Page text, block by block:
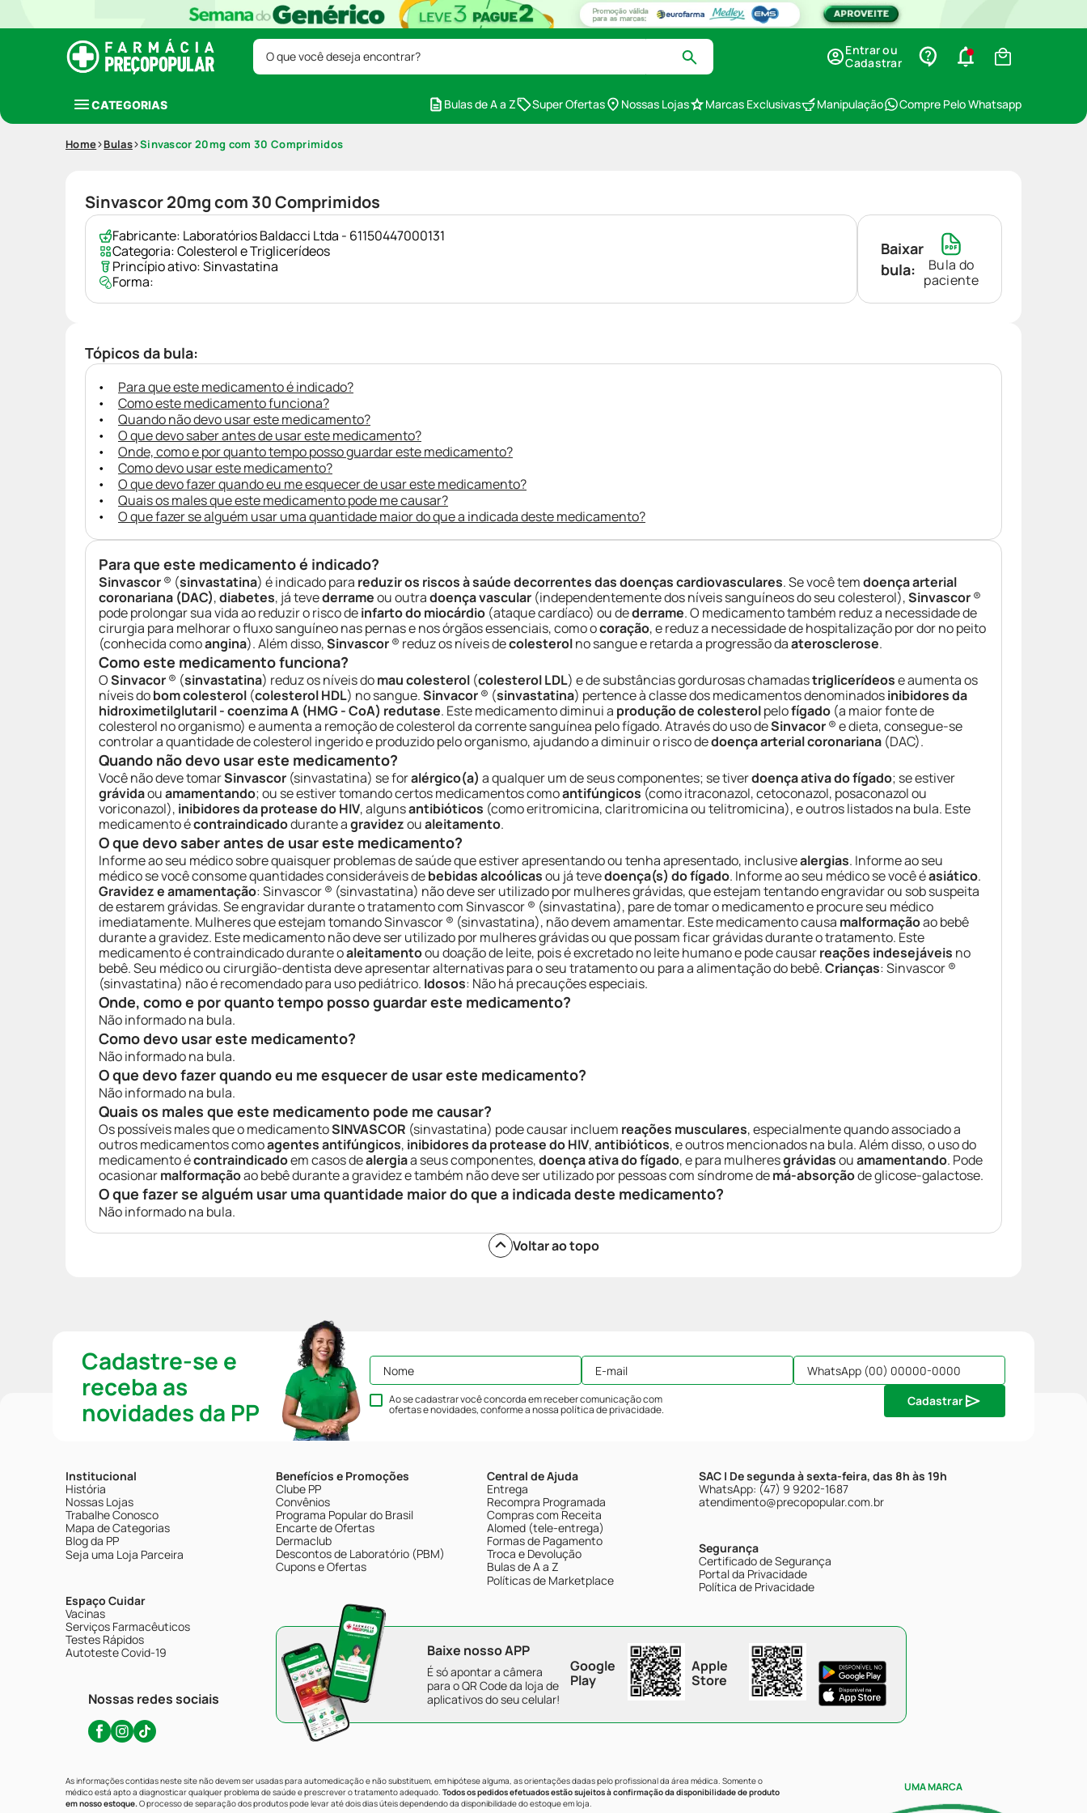
O que você deseja encontrar?
Entrar ou
Cadastrar
CATEGORIAS Bulas de A a Z Super Ofertas Nossas Lojas Marcas Exclusivas Manipulação Compre Pelo Whatsapp
Home Bulas Sinvascor 20mg com 30 Comprimidos
Sinvascor 20mg com 30 Comprimidos
Fabricante: Laboratórios Baldacci Ltda - 61150447000131
Categoria:Colesterol e Triglicerídeos
Princípio ativo:Sinvastatina
Forma:
Baixar
bula:
Bula do
paciente
Tópicos da bula:
Para que este medicamento é indicado?
Como este medicamento funciona?
Quando não devo usar este medicamento?
O que devo saber antes de usar este medicamento?
Onde, como e por quanto tempo posso guardar este medicamento?
Como devo usar este medicamento?
O que devo fazer quando eu me esquecer de usar este medicamento?
Quais os males que este medicamento pode me causar?
O que fazer se alguém usar uma quantidade maior do que a indicada deste medicamento?
Para que este medicamento é indicado?
Sinvascor® (sinvastatina) é indicado para reduzir os riscos à saúde decorrentes das doenças cardiovasculares. Se você temdoença arterial
coronariana (DAC),diabetes, já tevederrameou outradoença vascular (independentemente dos níveis sanguíneos do seu colesterol),Sinvascor®
pode prolongar sua vida ao reduzir o risco deinfarto do miocárdio (ataque cardíaco) ou dederrame. O medicamento também reduz a necessidade de
cirurgia para melhorar o fluxo sanguíneo nas pernas e nos órgãos essenciais, como ocoração, e reduz a necessidade de hospitalização por dor no peito
(conhecida comoangina). Além disso,Sinvascor® reduz os níveis decolesterolno sangue e retarda a progressão daaterosclerose.
Como este medicamento funciona?
OSinvacor® (sinvastatina) reduz os níveis domau colesterol (colesterol LDL) e de substâncias gordurosas chamadastriglicerídeose aumenta os
níveis dobom colesterol (colesterol HDL) no sangue.Sinvacor® (sinvastatina) pertence à classe dos medicamentos denominadosinibidores da
hidroximetilglutaril - coenzima A (HMG - CoA) redutase. Este medicamento diminui a produção de colesterolpelofígado (a maior fonte de
colesterol no organismo) e aumenta a remoção de colesterol da corrente sanguínea pelo fígado. Através do uso deSinvacor® e dieta, consegue-se
controlar a quantidade de colesterol ingerido e produzido pelo organismo, ajudando a diminuir o risco dedoença arterial coronariana (DAC).
Quando não devo usar este medicamento?
Você não deve tomarSinvascor (sinvastatina) se foralérgico(a) a qualquer um de seus componentes; se tiverdoença ativa do fígado; se estiver
grávidaouamamentando; ou se estiver tomando certos medicamentos comoantifúngicos (como itraconazol, cetoconazol, posaconazol ou
voriconazol), inibidores da protease do HIV, algunsantibióticos (como eritromicina, claritromicina ou telitromicina), e outros listados na bula. Este
medicamento écontraindicadodurante agravidezoualeitamento.
O que devo saber antes de usar este medicamento?
Informe ao seu médico sobre quaisquer problemas de saúde que estiver apresentando ou tenha apresentado, inclusivealergias. Informe ao seu
médico se você consome quantidades consideráveis debebidas alcoólicasou já tevedoença(s) do fígado. Informe ao seu médico se você éasiático.
Gravidez e amamentação: Sinvascor ® (sinvastatina) não deve ser utilizado por mulheres grávidas, que estejam tentando engravidar ou sob suspeita
de estarem grávidas. Se engravidar durante o tratamento com Sinvascor ® (sinvastatina), pare de tomar o medicamento e procure seu médico
imediatamente. Mulheres que estejam tomando Sinvascor ® (sinvastatina), não devem amamentar. Este medicamento causa malformaçãoao bebê
durante a gravidez. Este medicamento não deve ser utilizado por mulheres grávidas ou que possam ficar grávidas durante o tratamento. Este
medicamento é contraindicado durante oaleitamentoou doação de leite, pois é excretado no leite humano e pode causarreações indesejáveis no
bebê. Seu médico ou cirurgião-dentista deve apresentar alternativas para o seu tratamento ou para a alimentação do bebê.Crianças: Sinvascor ®
(sinvastatina) não é recomendado para uso pediátrico. Idosos: Não há precauções especiais.
Onde, como e por quanto tempo posso guardar este medicamento?
Não informado na bula.
Como devo usar este medicamento?
Não informado na bula.
O que devo fazer quando eu me esquecer de usar este medicamento?
Não informado na bula.
Quais os males que este medicamento pode me causar?
Os possíveis males que o medicamentoSINVASCOR (sinvastatina) pode causar incluem reações musculares, especialmente quando associado a
outros medicamentos comoagentes antifúngicos, inibidores da protease do HIV,antibióticos, e outros mencionados na bula. Além disso, o uso do
medicamento écontraindicadoem casos dealergiaa seus componentes,doença ativa do fígado, e para mulheresgrávidasouamamentando. Pode
ocasionarmalformaçãoao bebê durante a gravidez e também não deve ser utilizado por pessoas com síndrome demá-absorçãode glicose-galactose.
O que fazer se alguém usar uma quantidade maior do que a indicada deste medicamento?
Não informado na bula.
Voltar ao topo
Cadastre-se e
receba as
novidades da PP
Ao se cadastrar você concorda em receber comunicação com
ofertas e novidades, conforme a nossapolítica de privacidade.
Cadastrar
Institucional
História
Nossas Lojas
Trabalhe Conosco
Mapa de Categorias
Blog da PP
Seja uma Loja Parceira
Espaço Cuidar
Vacinas
Serviços Farmacêuticos
Testes Rápidos
Autoteste Covid-19
Nossas redes sociais
Benefícios e Promoções
Clube PP
Convênios
Programa Popular do Brasil
Encarte de Ofertas
Dermaclub
Descontos de Laboratório (PBM)
Cupons e Ofertas
Central de Ajuda
Entrega
Recompra Programada
Compras com Receita
Alomed (tele-entrega)
Formas de Pagamento
Troca e Devolução
Bulas de A a Z
Políticas de Marketplace
SAC | De segunda à sexta-feira, das 8h às 19h
WhatsApp: (47) 9 9202-1687
atendimento@precopopular.com.br
Segurança
Certificado de Segurança
Portal da Privacidade
Política de Privacidade
Baixe nosso APP
É só apontar a câmera
para o QR Code da loja de
aplicativos do seu celular!
Google
Play
Apple
Store
As informações contidas neste site não devem ser usadas para automedicação e não substituem, em hipótese alguma, as orientações dadas pelo profissional da área médica. Somente o
médico está apto a diagnosticar qualquer problema de saúde e prescrever o tratamento adequado. Todos os pedidos efetuados estão sujeitos à confirmação da disponibilidade de produto
em nosso estoque.O processo de separação dos produtos pode levar até dois dias úteis dependendo da disponibilidade do estoque em loja.
UMA MARCA